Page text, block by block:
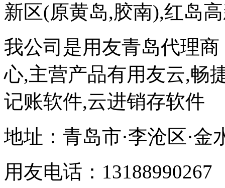
新区(原黄岛,胶南),红岛
我公司是用友青岛代理
心,主营产品有用友云,畅
记账软件,云进销存软件
地址：青岛市·李沧区·
用友电话：13188990267